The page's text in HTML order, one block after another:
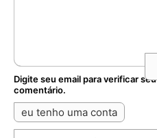
Digite seu email para verificar seu
comentário.
eu tenho uma conta